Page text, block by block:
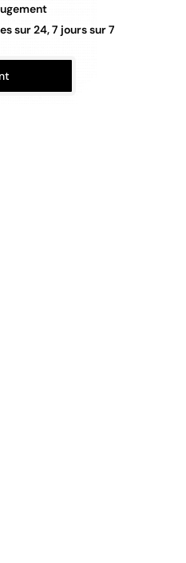
sur 24, 7 jours sur 7